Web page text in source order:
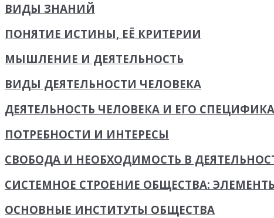
ВИДЫ ЗНАНИЙ
ПОНЯТИЕ ИСТИНЫ, ЕЁ КРИТЕРИИ
МЫШЛЕНИЕ И ДЕЯТЕЛЬНОСТЬ
ВИДЫ ДЕЯТЕЛЬНОСТИ ЧЕЛОВЕКА
ДЕЯТЕЛЬНОСТЬ ЧЕЛОВЕКА И ЕГО
ПОТРЕБНОСТИ И ИНТЕРЕСЫ
СВОБОДА И НЕОБХОДИМОСТЬ В
СИСТЕМНОЕ СТРОЕНИЕ ОБЩЕСТВА:
ОСНОВНЫЕ ИНСТИТУТЫ ОБЩЕСТВА